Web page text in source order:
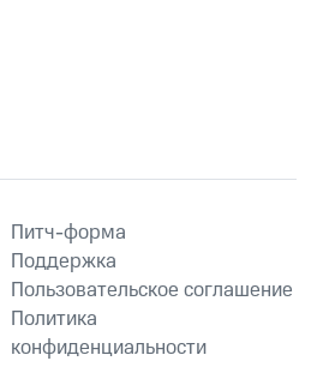
Питч-форма
Поддержка
Пользовательское соглашение
Политика
конфиденциальности